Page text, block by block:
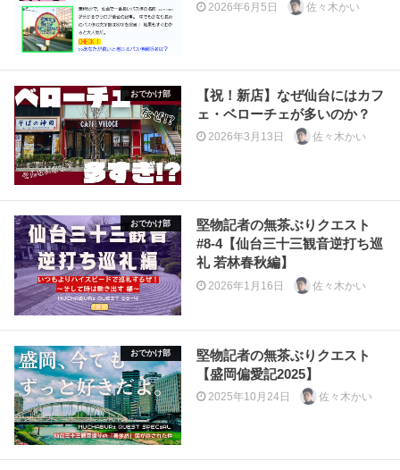
2026年6月5日 佐々木かい
おでかけ部
【祝！新店】なぜ仙台にはカフ
ェ・ベローチェが多いのか？
2026年3月13日 佐々木かい
おでかけ部
堅物記者の無茶ぶりクエスト
#8-4【仙台三十三観音逆打ち巡
礼 若林春秋編】
2026年1月16日 佐々木かい
おでかけ部
堅物記者の無茶ぶりクエスト
【盛岡偏愛記2025】
2025年10月24日 佐々木かい